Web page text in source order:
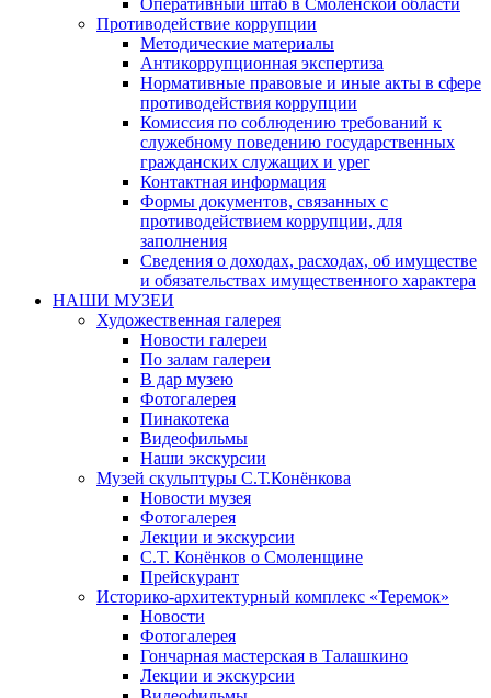
Оперативный штаб в Смоленской области
Противодействие коррупции
Методические материалы
Антикоррупционная экспертиза
Нормативные правовые и иные акты в сфере
противодействия коррупции
Комиссия по соблюдению требований к
служебному поведению государственных
гражданских служащих и урег
Контактная информация
Формы документов, связанных с
противодействием коррупции, для
заполнения
Сведения о доходах, расходах, об имуществе
и обязательствах имущественного характера
НАШИ МУЗЕИ
Художественная галерея
Новости галереи
По залам галереи
В дар музею
Фотогалерея
Пинакотека
Видеофильмы
Наши экскурсии
Музей скульптуры С.Т.Конёнкова
Новости музея
Фотогалерея
Лекции и экскурсии
С.Т. Конёнков о Смоленщине
Прейскурант
Историко-архитектурный комплекс «Теремок»
Новости
Фотогалерея
Гончарная мастерская в Талашкино
Лекции и экскурсии